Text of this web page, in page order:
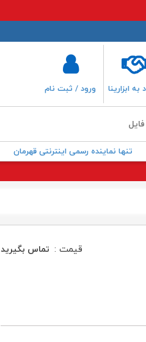
به ابزارینا ورود / ثبت نام
فایل
تنها نماینده رسمی اینترنتی قهرمان
قیمت : تماس بگیرید